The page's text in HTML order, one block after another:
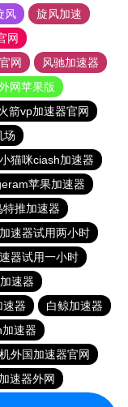
风
旋风加速
网
网
风驰加速器
网苹果版
箭vp加速器官网
场
小猫咪ciash加速器
苹果加速器
特推加速器
加速器试用两小时
器试用一小时
速器
速器
白鲸加速器
速器
外国加速器官网
速器外网